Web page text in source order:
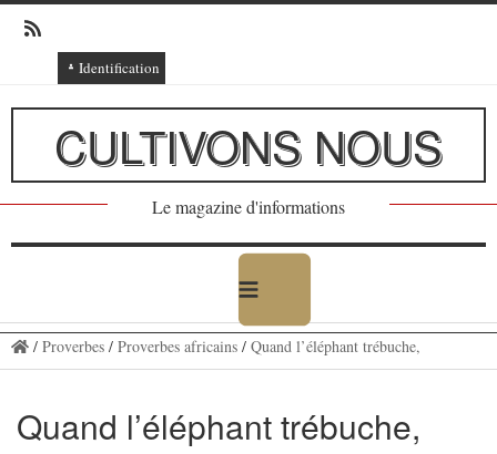
Identification
Connexion
Connexion via Facebook
Inscription
Ajout texte ou poème
CULTIVONS NOUS
Le magazine d'informations
/ Proverbes/ Proverbes africains/ Quand l’éléphant trébuche,
Quand l’éléphant trébuche,